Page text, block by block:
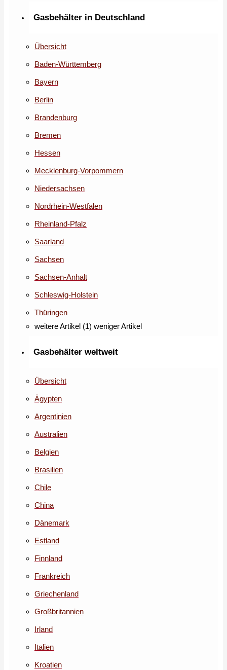
Gasbehälter in Deutschland
Übersicht
Baden-Württemberg
Bayern
Berlin
Brandenburg
Bremen
Hessen
Mecklenburg-Vorpommern
Niedersachsen
Nordrhein-Westfalen
Rheinland-Pfalz
Saarland
Sachsen
Sachsen-Anhalt
Schleswig-Holstein
Thüringen
weitere Artikel (1) weniger Artikel
Gasbehälter weltweit
Übersicht
Ägypten
Argentinien
Australien
Belgien
Brasilien
Chile
China
Dänemark
Estland
Finnland
Frankreich
Griechenland
Großbritannien
Irland
Italien
Kroatien